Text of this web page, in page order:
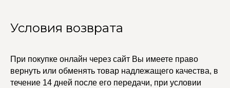
Условия возврата
При покупке онлайн через сайт Вы имеете право
вернуть или обменять товар надлежащего качества, в
течение 14 дней после его передачи, при условии
УЧАСТВУЙТЕ В НАШЕЙ
СИСТЕМЕ ЛОЯЛЬНОСТИ